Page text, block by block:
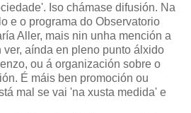
Iso chámase difusión. Na
e o programa do Observatorio
Aller, mais nin unha mención a
aínda en pleno punto álxido
ou á organización sobre o
É máis ben promoción ou
mal se vai 'na xusta medida' e